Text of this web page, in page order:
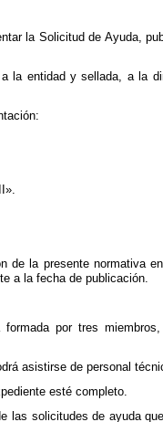
la Solicitud de Ayuda,
la entidad y sellada, a la
de la presente normativa
a la fecha de publicación.
por tres
asistirse de personal
esté completo.
las solicitudes de ayuda